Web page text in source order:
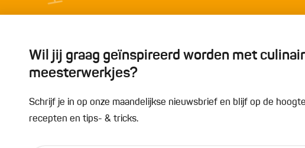
Wil jij graag geïnspireerd worden met
meesterwerkjes?
Schrijf je in op onze maandelijkse nieuwsbrief en blijf op de
recepten en tips- & tricks.